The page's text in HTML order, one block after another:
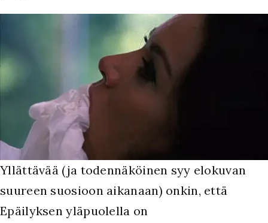
Yllättävää (ja todennäköinen syy elokuvan
suureen suosioon aikanaan) onkin, että
Epäilyksen yläpuolella on